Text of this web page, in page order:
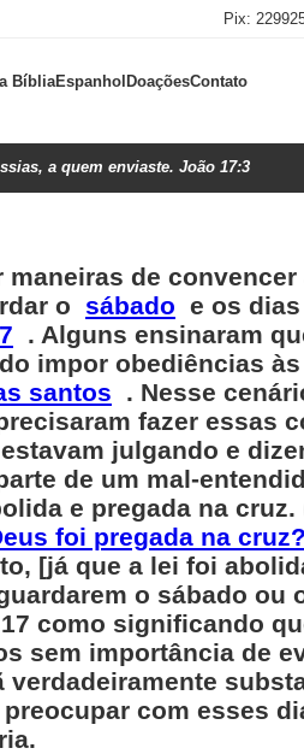
Pix:
BíbliaEspanholDoaçõesContato
a quem enviaste. João 17:3
de convencer
o sábado e os
. Alguns ensinaram
impor obediências
santos . Nesse
fazer essas
julgando e
de um mal-
e pregada na cruz.
foi pregada na cruz?
[já que a lei foi
o sábado ou
como significando
sem importância de
com esses